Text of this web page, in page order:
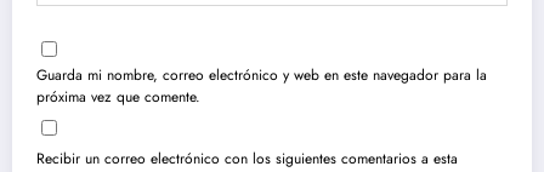
Guarda mi nombre, correo electrónico y web en este navegador para la
próxima vez que comente.
Recibir un correo electrónico con los siguientes comentarios a esta